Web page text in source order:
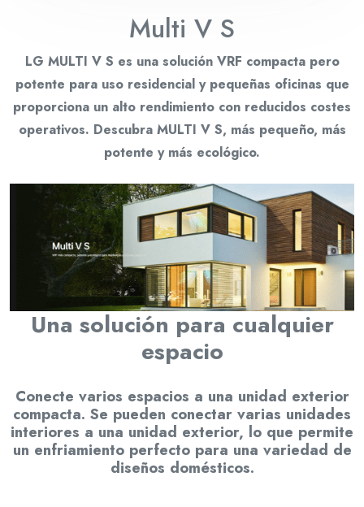
Multi V S
LG MULTI V S es una solución VRF compacta pero
potente para uso residencial y pequeñas oficinas que
proporciona un alto rendimiento con reducidos costes
operativos. Descubra MULTI V S, más pequeño, más
potente y más ecológico.
Una solución para cualquier
espacio
Conecte varios espacios a una unidad exterior
compacta. Se pueden conectar varias unidades
interiores a una unidad exterior, lo que permite
un enfriamiento perfecto para una variedad de
diseños domésticos.